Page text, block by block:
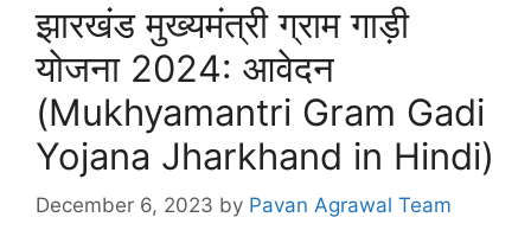
झारखंड मुख्यमंत्री ग्राम गाड़ी
योजना 2024: आवेदन
(Mukhyamantri Gram Gadi
Yojana Jharkhand in Hindi)
December 6, 2023 by Pavan Agrawal Team